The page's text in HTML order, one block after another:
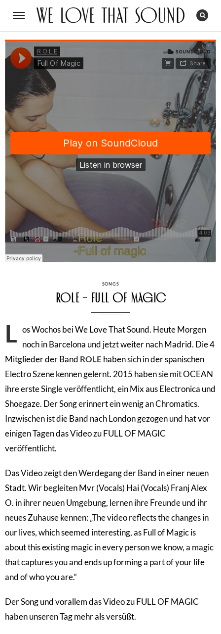
CATEGORIES
SONGS
Role – Full Of Magic
L os Wochos bei We Love That Sound. Heute Morgen
noch in Barcelona und jetzt weiter nach Madrid. Die 4
Mitglieder der Band ROLE haben sich in der spanischen
Electro Szene kennen gelernt. 2015 haben sie mit OCEAN
ihre erste Single veröffentlicht, ein Mix aus Electronica und
Shoegaze. Der Song erinnert ein wenig an Chromatics.
Inzwischen ist die Band nach London gezogen und hat vor
einigen Tagen das Video zu FULL OF MAGIC
veröffentlicht.
Das Video zeigt den Werdegang der Band in einer neuen
Stadt. Wir begleiten Mvr (Vocals) Hai (Vocals) Franj Alex
O. in ihrer neuen Umgebung, lernen ihre Freunde und ihr
neues Zuhause kennen: „The video reflects the changes in
our lives, which seemed interesting, as Full of Magic is
about this existing magic in every person we know, a magic
that captures you and ends up forming a part of your life
and of who you are.“
Der Song und vorallem das Video zu FULL OF MAGIC
haben unseren Tag mehr als versüßt.